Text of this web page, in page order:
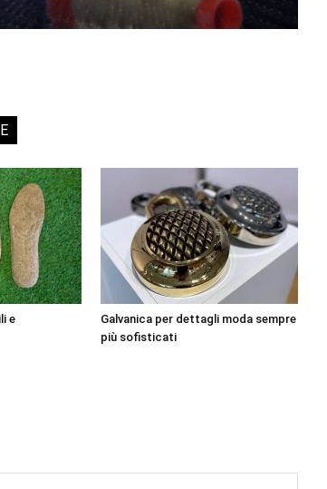
e
Galvanica per dettagli moda sempre
più sofisticati